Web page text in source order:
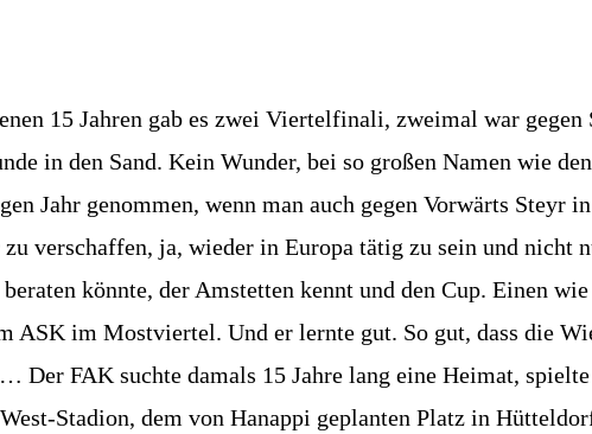
15 Jahren gab es zwei Viertelfinali, zweimal war gegen
in den Sand. Kein Wunder, bei so großen Namen wie
Jahr genommen, wenn man auch gegen Vorwärts Steyr
verschaffen, ja, wieder in Europa tätig zu sein und nicht
könnte, der Amstetten kennt und den Cup. Einen
ASK im Mostviertel. Und er lernte gut. So gut, dass die
FAK suchte damals 15 Jahre lang eine Heimat,
Stadion, dem von Hanappi geplanten Platz in